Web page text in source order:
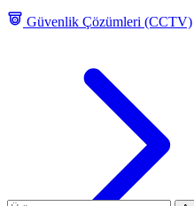
Güvenlik Çözümleri (CCTV)